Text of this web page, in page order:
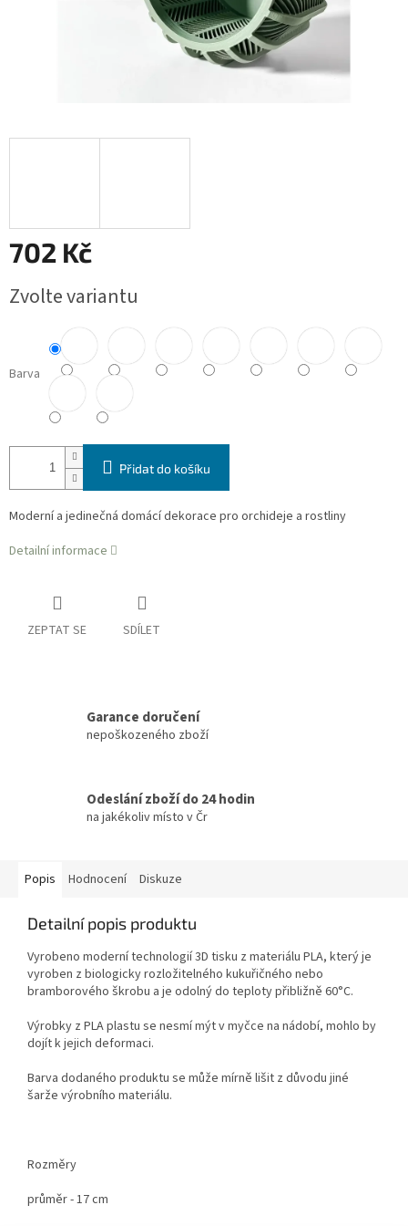
702 Kč
cena:
Zvolte variantu
Barva
Přidat do košíku
Moderní a jedinečná domácí dekorace pro orchideje a rostliny
Detailní informace
ZEPTAT SE SDÍLET
Garance doručení
nepoškozeného zboží
Odeslání zboží do 24 hodin
na jakékoliv místo v Čr
Popis Hodnocení Diskuze
Detailní popis produktu
Vyrobeno moderní technologií 3D tisku z materiálu PLA, který je
vyroben z biologicky rozložitelného kukuřičného nebo
bramborového škrobu a je odolný do teploty přibližně 60°C.
Výrobky z PLA plastu se nesmí mýt v myčce na nádobí, mohlo by
dojít k jejich deformaci.
Barva dodaného produktu se může mírně lišit z důvodu jiné
šarže výrobního materiálu.
Rozměry
průměr - 17 cm